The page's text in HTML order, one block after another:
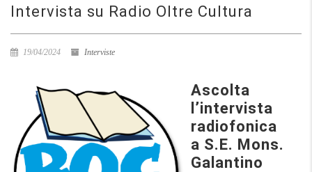
Intervista su Radio Oltre Cultura
19/04/2024 Interviste
Ascolta
l’intervista
radiofonica
a S.E. Mons.
Galantino